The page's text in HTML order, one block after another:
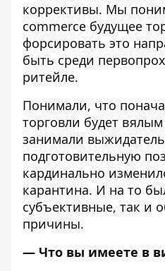
коррективы. Мы
commerce будущее
форсировать это
быть среди
ритейле.
Понимали, что
торговли будет
занимали
подготовительную
кардинально
карантина. И на то
субъективные, так и
причины.
— Что вы имеете в